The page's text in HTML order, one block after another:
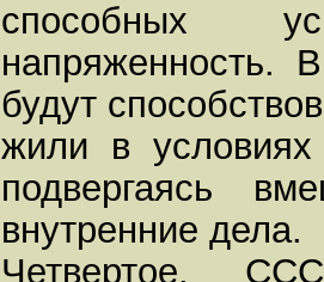
способных
напряженность.
будут
жили в
подвергаясь
внутренние дела.
Четвертое.